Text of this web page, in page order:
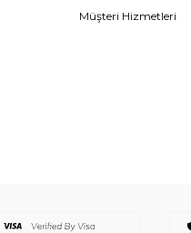
Müşteri Hizmetleri